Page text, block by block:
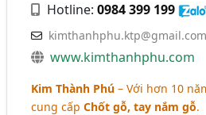
Hotline:0984 399 199
kimthanhphu.ktp@gmail.com
www.kimthanhphu.com
Kim Thành Phú – Với hơn 10
cung cấpChốt gỗ, tay nắm gỗ.